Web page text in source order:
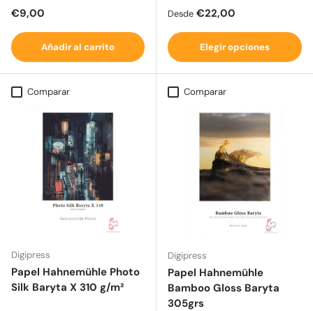
Precio normal
€9,00
Añadir al carrito
Precio normal
Desde €22,00
Elegir opciones
Comparar
Digipress
Papel Hahnemühle Photo
Silk Baryta X 310 g/m²
Comparar
Digipress
Papel Hahnemühle
Bamboo Gloss Baryta
305grs